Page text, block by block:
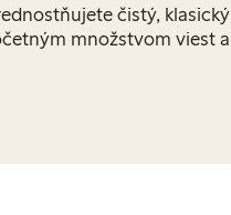
čistý, klasický
množstvom viest a